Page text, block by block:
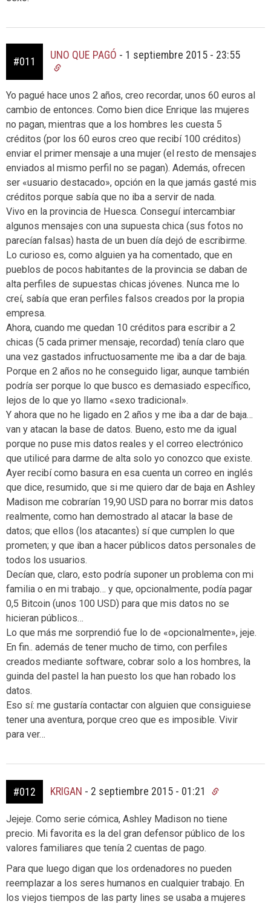
#011
UNO QUE PAGÓ - 1 septiembre 2015 - 23:55
Yo pagué hace unos 2 años, creo recordar, unos 60 euros al
cambio de entonces. Como bien dice Enrique las mujeres
no pagan, mientras que a los hombres les cuesta 5
créditos (por los 60 euros creo que recibí 100 créditos)
enviar el primer mensaje a una mujer (el resto de mensajes
enviados al mismo perfil no se pagan). Además, ofrecen
ser «usuario destacado», opción en la que jamás gasté mis
créditos porque sabía que no iba a servir de nada.
Vivo en la provincia de Huesca. Conseguí intercambiar
algunos mensajes con una supuesta chica (sus fotos no
parecían falsas) hasta de un buen día dejó de escribirme.
Lo curioso es, como alguien ya ha comentado, que en
pueblos de pocos habitantes de la provincia se daban de
alta perfiles de supuestas chicas jóvenes. Nunca me lo
creí, sabía que eran perfiles falsos creados por la propia
empresa.
Ahora, cuando me quedan 10 créditos para escribir a 2
chicas (5 cada primer mensaje, recordad) tenía claro que
una vez gastados infructuosamente me iba a dar de baja.
Porque en 2 años no he conseguido ligar, aunque también
podría ser porque lo que busco es demasiado específico,
lejos de lo que yo llamo «sexo tradicional».
Y ahora que no he ligado en 2 años y me iba a dar de baja…
van y atacan la base de datos. Bueno, esto me da igual
porque no puse mis datos reales y el correo electrónico
que utilicé para darme de alta solo yo conozco que existe.
Ayer recibí como basura en esa cuenta un correo en inglés
que dice, resumido, que si me quiero dar de baja en Ashley
Madison me cobrarían 19,90 USD para no borrar mis datos
realmente, como han demostrado al atacar la base de
datos; que ellos (los atacantes) sí que cumplen lo que
prometen; y que iban a hacer públicos datos personales de
todos los usuarios.
Decían que, claro, esto podría suponer un problema con mi
familia o en mi trabajo… y que, opcionalmente, podía pagar
0,5 Bitcoin (unos 100 USD) para que mis datos no se
hicieran públicos…
Lo que más me sorprendió fue lo de «opcionalmente», jeje.
En fin.. además de tener mucho de timo, con perfiles
creados mediante software, cobrar solo a los hombres, la
guinda del pastel la han puesto los que han robado los
datos.
Eso sí: me gustaría contactar con alguien que consiguiese
tener una aventura, porque creo que es imposible. Vivir
para ver…
#012 KRIGAN - 2 septiembre 2015 - 01:21
Jejeje. Como serie cómica, Ashley Madison no tiene
precio. Mi favorita es la del gran defensor público de los
valores familiares que tenía 2 cuentas de pago.
Para que luego digan que los ordenadores no pueden
reemplazar a los seres humanos en cualquier trabajo. En
los viejos tiempos de las party lines se usaba a mujeres